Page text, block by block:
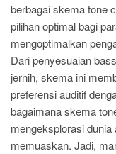
berbagai skema tone
pilihan optimal bagi
mengoptimalkan
Dari penyesuaian
jernih, skema ini
preferensi auditif
bagaimana skema
mengeksplorasi
memuaskan. Jadi,